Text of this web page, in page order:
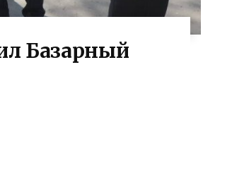
Базарный